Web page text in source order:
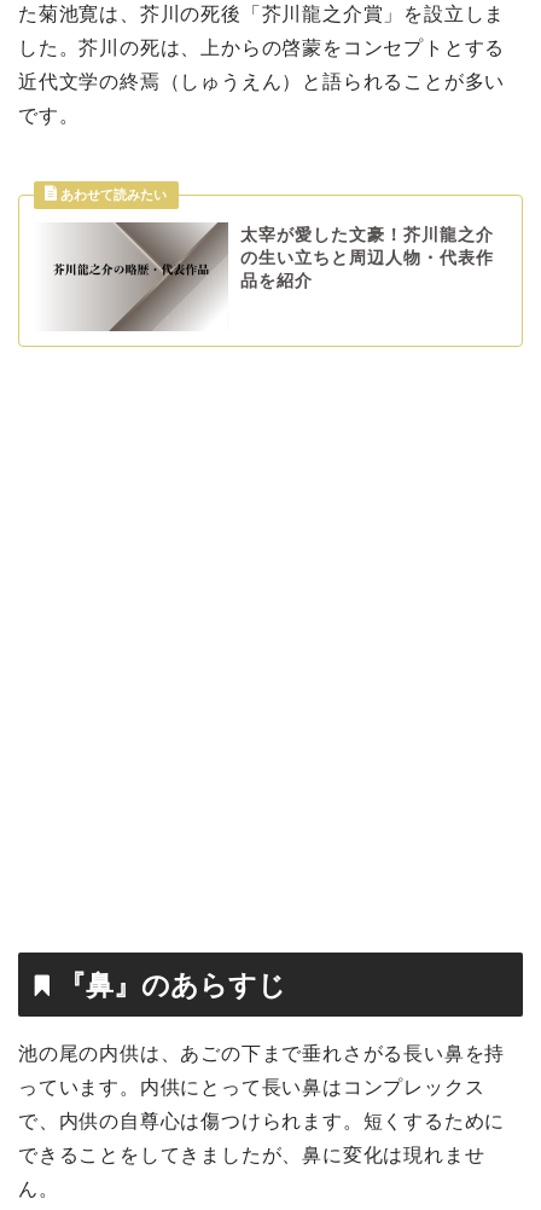
た菊池寛は、芥川の死後「芥川龍之介賞」を設立しま
した。芥川の死は、上からの啓蒙をコンセプトとする
近代文学の終焉（しゅうえん）と語られることが多い
です。
太宰が愛した文豪！芥川龍之介
の生い立ちと周辺人物・代表作
品を紹介
『鼻』のあらすじ
池の尾の内供は、あごの下まで垂れさがる長い鼻を持
っています。内供にとって長い鼻はコンプレックス
で、内供の自尊心は傷つけられます。短くするために
できることをしてきましたが、鼻に変化は現れませ
ん。